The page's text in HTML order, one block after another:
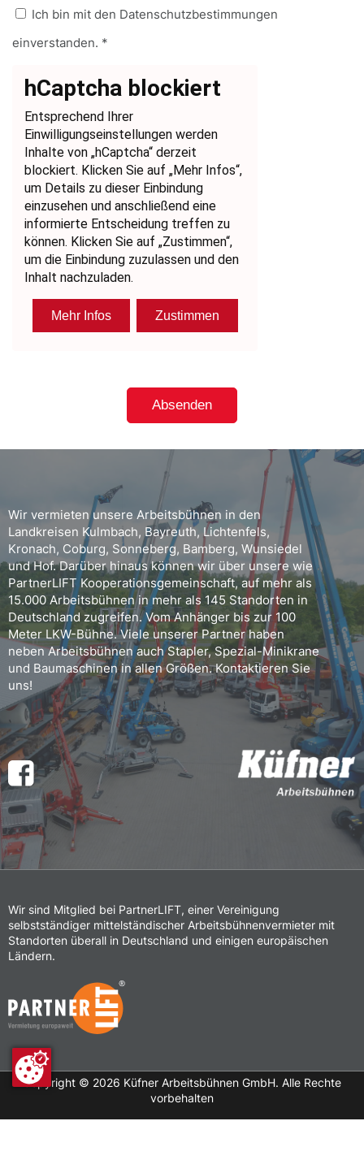
Ich bin mit den Datenschutzbestimmungen
einverstanden. *
Wir vermieten unsere Arbeitsbühnen in den
Landkreisen Kulmbach, Bayreuth, Lichtenfels,
Kronach, Coburg, Sonneberg, Bamberg, Wunsiedel
und Hof. Darüber hinaus können wir über unsere wie
PartnerLIFT Kooperationsgemeinschaft, auf mehr als
15.000 Arbeitsbühnen in mehr als 145 Standorten in
Deutschland zugreifen. Vom Anhänger bis zur 100
Meter LKW-Bühne. Viele unserer Partner haben
neben Arbeitsbühnen auch Stapler, Spezial-Minikrane
und Baumaschinen in allen Größen. Kontaktieren Sie
uns!
Wir sind Mitglied bei PartnerLIFT, einer Vereinigung
selbstständiger mittelständischer Arbeitsbühnenvermieter mit
Standorten überall in Deutschland und einigen europäischen
Ländern.
Copyright © 2026 Küfner Arbeitsbühnen GmbH. Alle Rechte
vorbehalten